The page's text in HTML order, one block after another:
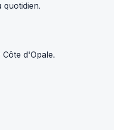
quotidien.
d'Opale.